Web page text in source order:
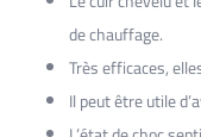
de chauffage.
Très efficaces,
Il peut être utile